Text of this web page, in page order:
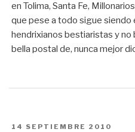
en Tolima, Santa Fe,
que pese a todo sigue siendo
hendrixianos bestiaristas y
bella postal de, nunca mejor
PUBLICADO
14 SEPTIEMBRE 2010